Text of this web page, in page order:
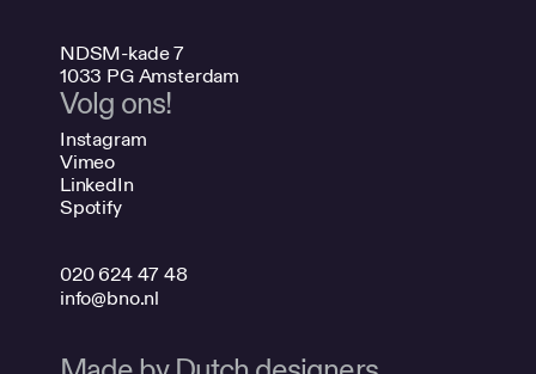
NDSM-kade 7
1033 PG Amsterdam
Volg ons!
Instagram
Vimeo
LinkedIn
Spotify
020 624 47 48
info@bno.nl